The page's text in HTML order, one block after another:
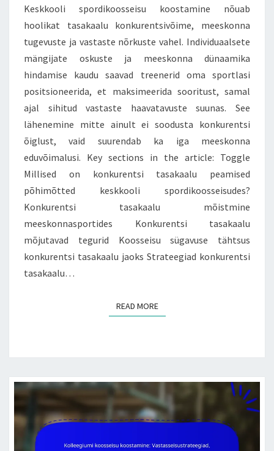
Keskkooli spordikoosseisu koostamine nõuab
hoolikat tasakaalu konkurentsivõime, meeskonna
tugevuste ja vastaste nõrkuste vahel. Individuaalsete
mängijate oskuste ja meeskonna dünaamika
hindamise kaudu saavad treenerid oma sportlasi
positsioneerida, et maksimeerida sooritust, samal
ajal sihitud vastaste haavatavuste suunas. See
lähenemine mitte ainult ei soodusta konkurentsi
õiglust, vaid suurendab ka iga meeskonna
eduvõimalusi. Key sections in the article: Toggle
Millised on konkurentsi tasakaalu peamised
põhimõtted keskkooli spordikoosseisudes?
Konkurentsi tasakaalu mõistmine
meeskonnasportides Konkurentsi tasakaalu
mõjutavad tegurid Koosseisu sügavuse tähtsus
konkurentsi tasakaalu jaoks Strateegiad konkurentsi
tasakaalu…
READ MOREREAD MORE